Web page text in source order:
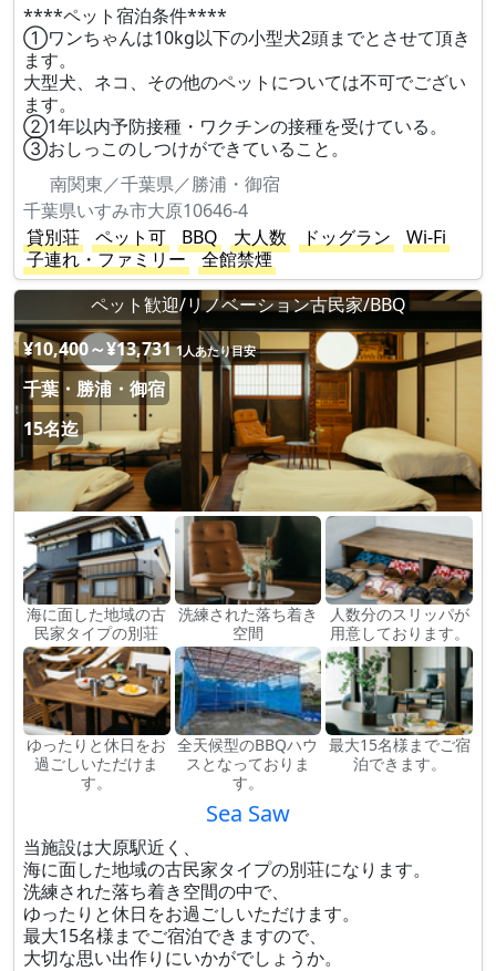
****ペット宿泊条件****
①ワンちゃんは10kg以下の小型犬2頭までとさせて頂き
ます。
大型犬、ネコ、その他のペットについては不可でござい
ます。
②1年以内予防接種・ワクチンの接種を受けている。
③おしっこのしつけができていること。
南関東／千葉県／勝浦・御宿
千葉県いすみ市大原10646-4
貸別荘
ペット可 BBQ 大人数 ドッグラン
Wi-Fi
子連れ・ファミリー
全館禁煙
ペット歓迎/リノベーション古民家/BBQ
¥10,400～¥13,731 1人あたり目安
千葉・勝浦・御宿
15名迄
海に面した地域の古
民家タイプの別荘
洗練された落ち着き
空間
人数分のスリッパが
用意しております。
ゆったりと休日をお
過ごしいただけま
す。
全天候型のBBQハウ
スとなっておりま
す。
最大15名様までご宿
泊できます。
Sea Saw
当施設は大原駅近く、
海に面した地域の古民家タイプの別荘になります。
洗練された落ち着き空間の中で、
ゆったりと休日をお過ごしいただけます。
最大15名様までご宿泊できますので、
大切な思い出作りにいかがでしょうか。